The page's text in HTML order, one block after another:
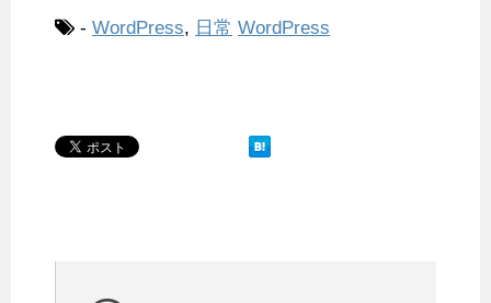
- WordPress, 日常 WordPress